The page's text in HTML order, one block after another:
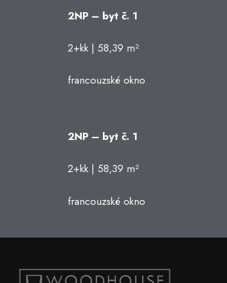
2NP – byt č. 1
2+kk | 58,39 m²
francouzské okno
2NP – byt č. 1
2+kk | 58,39 m²
francouzské okno